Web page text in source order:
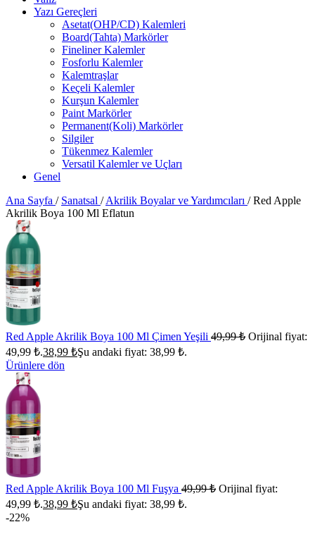
Yazı Gereçleri
Asetat(OHP/CD) Kalemleri
Board(Tahta) Markörler
Fineliner Kalemler
Fosforlu Kalemler
Kalemtraşlar
Keçeli Kalemler
Kurşun Kalemler
Paint Markörler
Permanent(Koli) Markörler
Silgiler
Tükenmez Kalemler
Versatil Kalemler ve Uçları
Genel
Ana Sayfa / Sanatsal / Akrilik Boyalar ve Yardımcıları / Red Apple
Akrilik Boya 100 Ml Eflatun
Red Apple Akrilik Boya 100 Ml Çimen Yeşili 49,99₺ Orijinal fiyat:
49,99 ₺.38,99 ₺Şu andaki fiyat: 38,99 ₺.
Ürünlere dön
Red Apple Akrilik Boya 100 Ml Fuşya 49,99₺ Orijinal fiyat:
49,99 ₺.38,99 ₺Şu andaki fiyat: 38,99 ₺.
-22%